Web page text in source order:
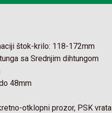
štok-krilo: 118-172mm
sa Srednjim dihtungom
48mm
otklopni prozor, PSK vrata